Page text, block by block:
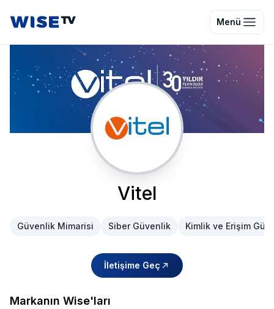
Wise TV Menü
Vitel
Güvenlik Mimarisi Siber Güvenlik Kimlik ve Erişim
İletişime Geç
Markanın Wise'ları